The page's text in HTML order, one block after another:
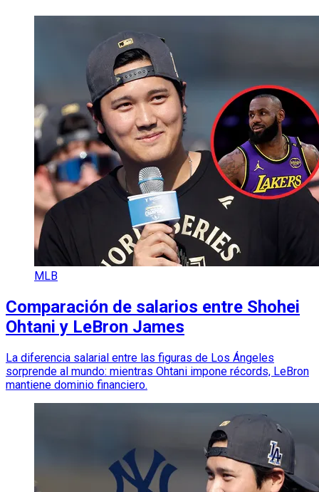
MLB
Comparación de salarios entre Shohei
Ohtani y LeBron James
La diferencia salarial entre las figuras de Los Ángeles
sorprende al mundo: mientras Ohtani impone récords, LeBron
mantiene dominio financiero.